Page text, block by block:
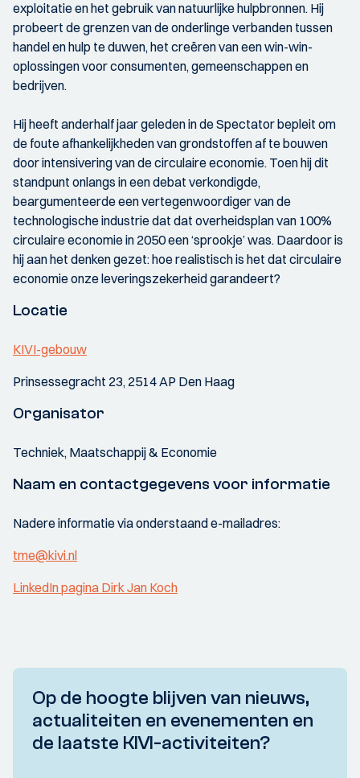
exploitatie en het gebruik van natuurlijke hulpbronnen. Hij
probeert de grenzen van de onderlinge verbanden tussen
handel en hulp te duwen, het creëren van een win-win-
oplossingen voor consumenten, gemeenschappen en
bedrijven.
Hij heeft anderhalf jaar geleden in de Spectator bepleit om
de foute afhankelijkheden van grondstoffen af te bouwen
door intensivering van de circulaire economie. Toen hij dit
standpunt onlangs in een debat verkondigde,
beargumenteerde een vertegenwoordiger van de
technologische industrie dat dat overheidsplan van 100%
circulaire economie in 2050 een ‘sprookje’ was. Daardoor is
hij aan het denken gezet: hoe realistisch is het dat circulaire
economie onze leveringszekerheid garandeert?
Locatie
KIVI-gebouw
Prinsessegracht 23, 2514 AP Den Haag
Organisator
Techniek, Maatschappij & Economie
Naam en contactgegevens voor informatie
Nadere informatie via onderstaand e-mailadres:
tme@kivi.nl
LinkedIn pagina Dirk Jan Koch
Op de hoogte blijven van nieuws,
actualiteiten en evenementen en
de laatste KIVI-activiteiten?